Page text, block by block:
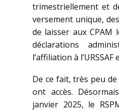
trimestriellement et
versement unique,
de laisser aux CPAM
déclarations
l’affiliation à l’URSSAF
De ce fait, très peu
ont accès.
janvier 2025, le